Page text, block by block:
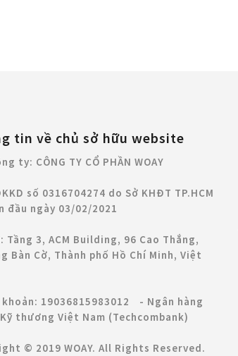
tin về chủ sở hữu website
ty: CÔNG TY CỔ PHẦN WOAY
số 0316704274 do Sở KHĐT TP.HCM
đầu ngày 03/02/2021
Tầng 3, ACM Building, 96 Cao Thắng,
Bàn Cờ, Thành phố Hồ Chí Minh, Việt
19036815983012 - Ngân hàng
Kỹ thương Việt Nam (Techcombank)
© 2019 WOAY. All Rights Reserved.